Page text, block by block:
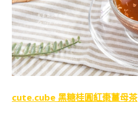
cute.cube 黑糖桂圓紅棗薑母茶